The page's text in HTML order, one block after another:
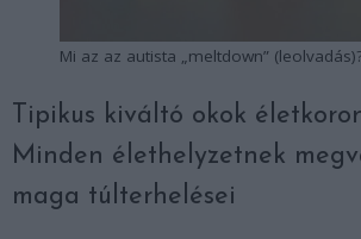
Mi az az autista „meltdown”
Tipikus kiváltó okok
Minden élethelyzetnek
maga túlterhelései